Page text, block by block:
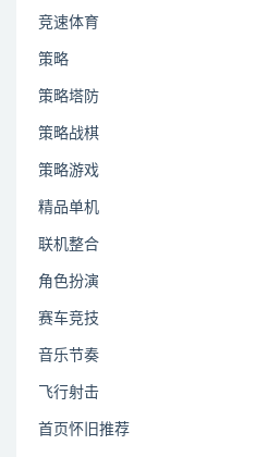
竞速体育
策略
策略塔防
策略战棋
策略游戏
精品单机
联机整合
角色扮演
赛车竞技
音乐节奏
飞行射击
首页怀旧推荐